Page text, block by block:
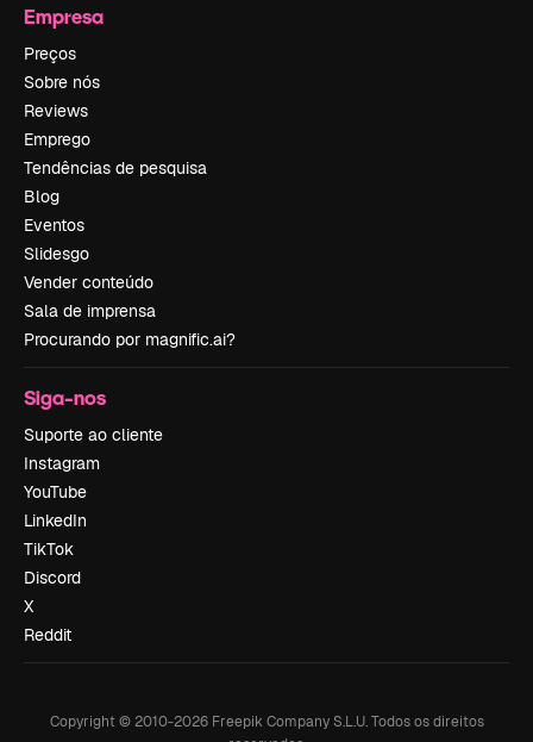
Empresa
Preços
Sobre nós
Reviews
Emprego
Tendências de pesquisa
Blog
Eventos
Slidesgo
Vender conteúdo
Sala de imprensa
Procurando por magnific.ai?
Siga-nos
Suporte ao cliente
Instagram
YouTube
LinkedIn
TikTok
Discord
X
Reddit
Copyright © 2010-2026Freepik Company S.L.U. Todos os direitos